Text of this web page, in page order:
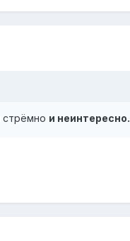
стрёмно и неинтересно.